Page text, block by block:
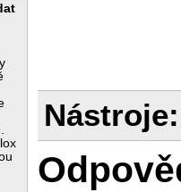
Nástroje: